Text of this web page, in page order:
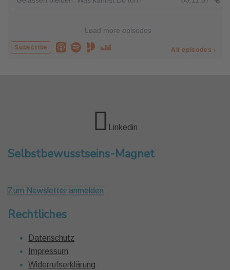
Linkedin
Selbstbewusstseins-Magnet
Zum Newsletter anmelden
Rechtliches
Datenschutz
Impressum
Widerrufserklärung